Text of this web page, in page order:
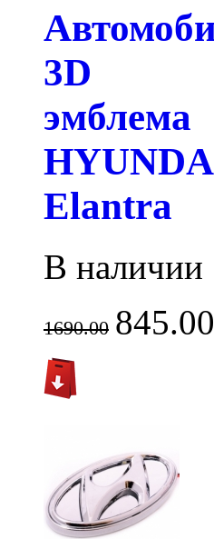
3D
эмблема
Elantra
В наличии
1690.00 845.00